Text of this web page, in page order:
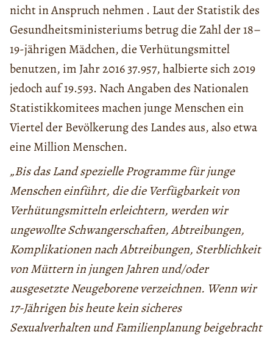
nicht in Anspruch nehmen . Laut der Statistik des
Gesundheitsministeriums betrug die Zahl der 18–
19-jährigen Mädchen, die Verhütungsmittel
benutzen, im Jahr 2016 37.957, halbierte sich 2019
jedoch auf 19.593. Nach Angaben des Nationalen
Statistikkomitees machen junge Menschen ein
Viertel der Bevölkerung des Landes aus, also etwa
eine Million Menschen.
„Bis das Land spezielle Programme für junge
Menschen einführt, die die Verfügbarkeit von
Verhütungsmitteln erleichtern, werden wir
ungewollte Schwangerschaften, Abtreibungen,
Komplikationen nach Abtreibungen, Sterblichkeit
von Müttern in jungen Jahren und/oder
ausgesetzte Neugeborene verzeichnen. Wenn wir
17-Jährigen bis heute kein sicheres
Sexualverhalten und Familienplanung beigebracht